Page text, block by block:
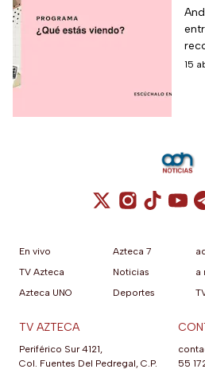
15
Cuenta de X /
Cuenta de
En vivo
TV Azteca
Azteca UNO
Azteca 7
Noticias
Deportes
a
TV AZTECA
Periférico Sur 4121,
Col. Fuentes Del Pedregal, C.P.
55